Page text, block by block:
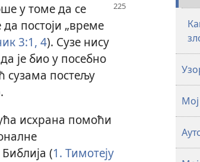
у томе да се
постоји „време
3:1, 4). Сузе нису
је био у посебно
сузама постељу
исхрана помоћи
(1. Тимотеју